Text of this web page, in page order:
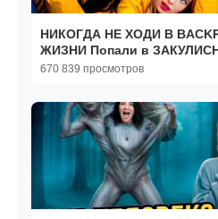
НИКОГДА НЕ ХОДИ В
ЖИЗНИ Попали в
670 839 просмотров